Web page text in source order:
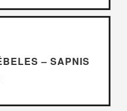
– SAPNIS